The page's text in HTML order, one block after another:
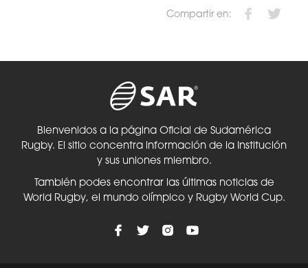
Compartir en:
Bienvenidos a la página Oficial de Sudamérica
Rugby. El sitio concentra información de la Institución
y sus uniones miembro.
También podes encontrar las últimas noticias de
World Rugby, el mundo olímpico y Rugby World Cup.